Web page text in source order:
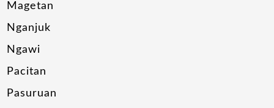
Magetan
Nganjuk
Ngawi
Pacitan
Pasuruan